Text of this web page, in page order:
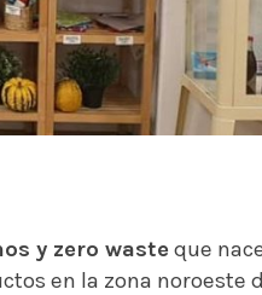
y zero waste que
en la zona noroeste